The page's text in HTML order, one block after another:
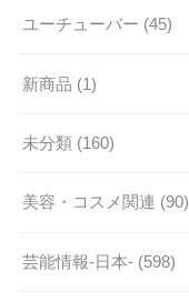
ユーチューバー (45)
新商品 (1)
未分類 (160)
美容・コスメ関連 (90)
芸能情報-日本- (598)